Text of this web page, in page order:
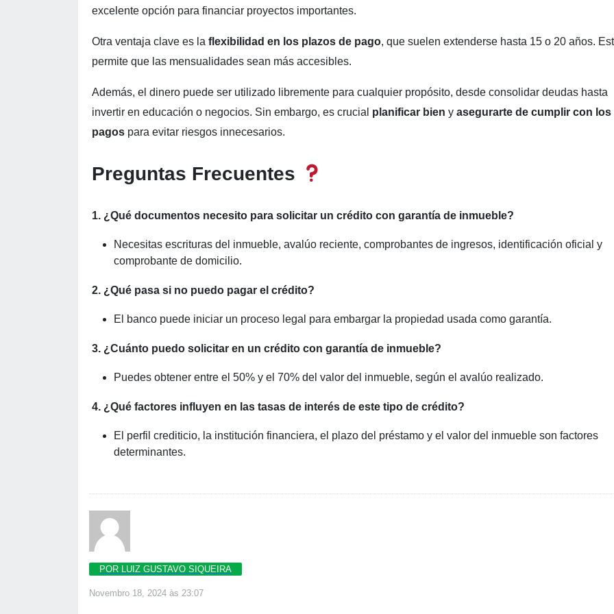
excelente opción para financiar proyectos importantes.
Otra ventaja clave es la flexibilidad en los plazos de pago, que suelen extenderse hasta 15 o 20 años.
permite que las mensualidades sean más accesibles.
Además, el dinero puede ser utilizado libremente para cualquier propósito, desde consolidar deudas hasta
invertir en educación o negocios. Sin embargo, es crucial planificar bien y asegurarte de cumplir con los
pagos para evitar riesgos innecesarios.
Preguntas Frecuentes
1. ¿Qué documentos necesito para solicitar un crédito con garantía de inmueble?
Necesitas escrituras del inmueble, avalúo reciente, comprobantes de ingresos, identificación oficial y
comprobante de domicilio.
2. ¿Qué pasa si no puedo pagar el crédito?
El banco puede iniciar un proceso legal para embargar la propiedad usada como garantía.
3. ¿Cuánto puedo solicitar en un crédito con garantía de inmueble?
Puedes obtener entre el 50% y el 70% del valor del inmueble, según el avalúo realizado.
4. ¿Qué factores influyen en las tasas de interés de este tipo de crédito?
El perfil crediticio, la institución financiera, el plazo del préstamo y el valor del inmueble son factores
determinantes.
POR LUIZ GUSTAVO SIQUEIRA
Novembro 18, 2024 às 23:07